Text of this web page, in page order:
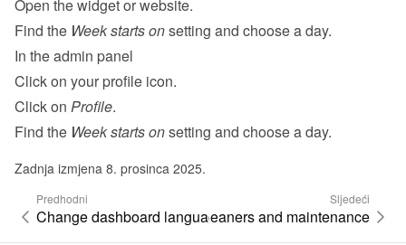
Open the widget or website.
Find the Week starts on setting and choose a day.
In the admin panel
Click on your profile icon.
Click on Profile.
Find the Week starts on setting and choose a day.
Zadnja izmjena 8. prosinca 2025.
Predhodni
Change dashboard language
Sljedeći
Cleaners and maintenance